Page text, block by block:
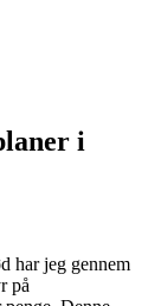
i
har jeg gennem
på